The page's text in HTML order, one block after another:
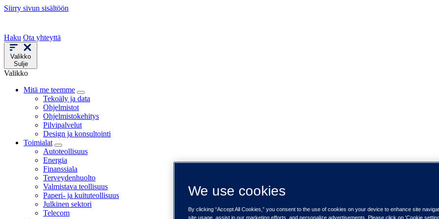
Siirry sivun sisältöön
Haku Ota yhteyttä
Valikko
Sulje
Valikko
Mitä me teemme
Tekoäly ja data
Ohjelmistot
Ohjelmistokehitys
Pilvipalvelut
Design ja konsultointi
Toimialat
Autoteollisuus
Energia
Finanssiala
Terveydenhuolto
Valmistava teollisuus
Paperi- ja kuituteollisuus
Julkinen sektori
Telecom
We use cookies
By clicking “Accept All Cookies,” you consent to the use of cookies on your device to enhance site
site usage, assist in our marketing efforts, and personalize advertisements. Please click on 'Cookie